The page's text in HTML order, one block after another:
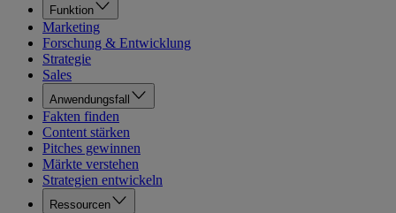
Funktion
Marketing
Forschung & Entwicklung
Strategie
Sales
Anwendungsfall
Fakten finden
Content stärken
Pitches gewinnen
Märkte verstehen
Strategien entwickeln
Ressourcen